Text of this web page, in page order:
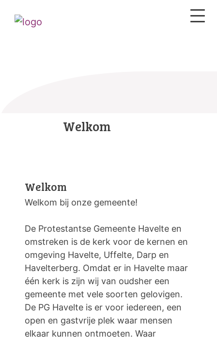
Welkom
Welkom
Welkom bij onze gemeente!
De Protestantse Gemeente Havelte en
omstreken is de kerk voor de kernen en
omgeving Havelte, Uffelte, Darp en
Havelterberg. Omdat er in Havelte maar
één kerk is zijn wij van oudsher een
gemeente met vele soorten gelovigen.
De PG Havelte is er voor iedereen, een
open en gastvrije plek waar mensen
elkaar kunnen ontmoeten. Waar